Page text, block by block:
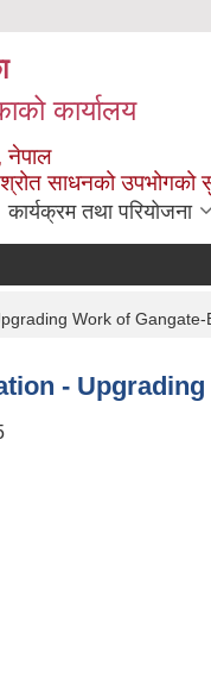
कार्यालय
नेपाल
साधनको उपभोगको
कार्यक्रम तथा परियोजना
Work of Gangate-
-